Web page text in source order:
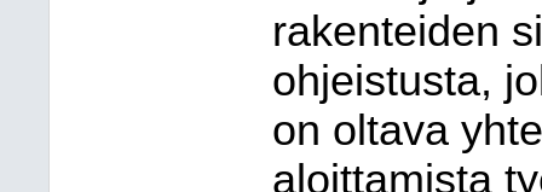
rakenteiden
ohjeistusta,
on oltava
aloittamista